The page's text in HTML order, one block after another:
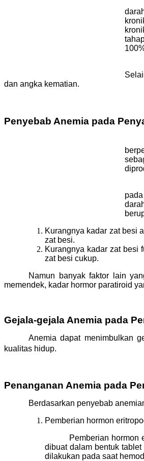
dan angka kematian.
Penyebab Anemia pada
Kurangnya kadar zat besi
zat besi.
Kurangnya kadar zat besi
zat besi cukup.
Namun banyak faktor lain
memendek, kadar hormor paratiroid
Gejala-gejala Anemia pada
Anemia dapat menimbulkan
kualitas hidup.
Penanganan Anemia pada
Berdasarkan penyebab
Pemberian hormon
Pemberian hormon
dibuat dalam bentuk
dilakukan pada saat